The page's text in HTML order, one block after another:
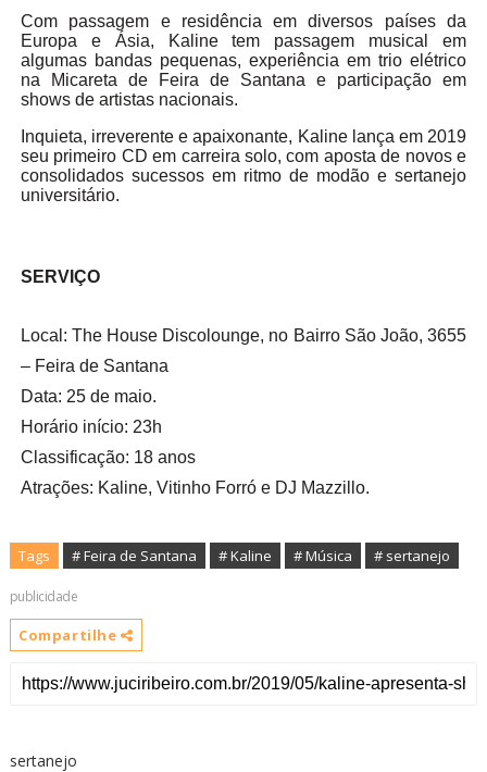
Com passagem e residência em diversos países da
Europa e Ásia, Kaline tem passagem musical em
algumas bandas pequenas, experiência em trio elétrico
na Micareta de Feira de Santana e participação em
shows de artistas nacionais.
Inquieta, irreverente e apaixonante, Kaline lança em 2019
seu primeiro CD em carreira solo, com aposta de novos e
consolidados sucessos em ritmo de modão e sertanejo
universitário.
SERVIÇO
Local: The House Discolounge, no Bairro São João, 3655
– Feira de Santana
Data: 25 de maio.
Horário início: 23h
Classificação: 18 anos
Atrações: Kaline, Vitinho Forró e DJ Mazzillo.
Tags # Feira de Santana # Kaline # Música # sertanejo
publicidade
Compartilhe
sertanejo